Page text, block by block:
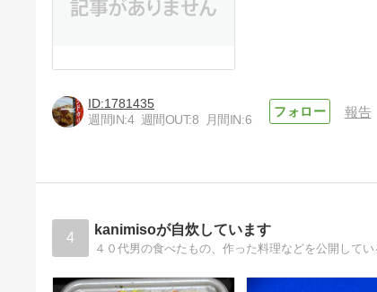
1781435
週間IN:4 週間OUT:8 月間IN:6
報告
4 kanimisoが自炊しています